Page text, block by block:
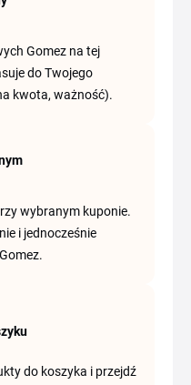
Gomez na tej
do Twojego
kwota, ważność).
wybranym kuponie.
i jednocześnie
do koszyka i przejdź